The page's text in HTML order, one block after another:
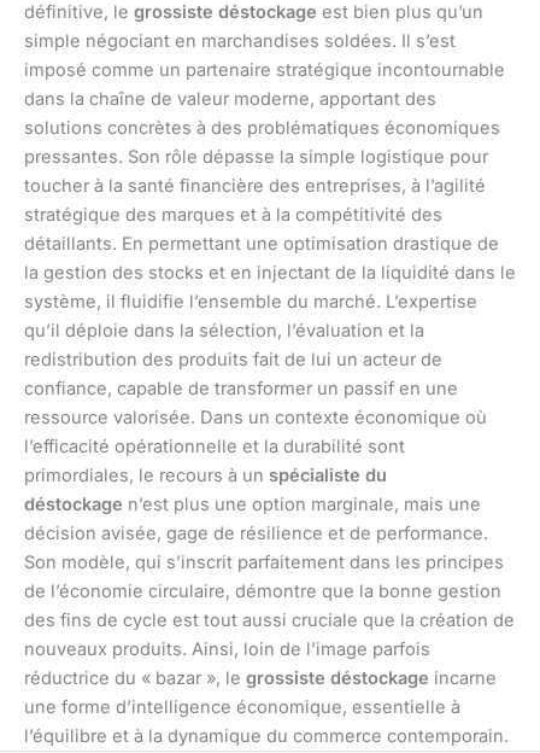
définitive, le grossiste déstockage est bien plus qu’un
simple négociant en marchandises soldées. Il s’est
imposé comme un partenaire stratégique incontournable
dans la chaîne de valeur moderne, apportant des
solutions concrètes à des problématiques économiques
pressantes. Son rôle dépasse la simple logistique pour
toucher à la santé financière des entreprises, à l’agilité
stratégique des marques et à la compétitivité des
détaillants. En permettant une optimisation drastique de
la gestion des stocks et en injectant de la liquidité dans le
système, il fluidifie l’ensemble du marché. L’expertise
qu’il déploie dans la sélection, l’évaluation et la
redistribution des produits fait de lui un acteur de
confiance, capable de transformer un passif en une
ressource valorisée. Dans un contexte économique où
l’efficacité opérationnelle et la durabilité sont
primordiales, le recours à un spécialiste du
déstockage n’est plus une option marginale, mais une
décision avisée, gage de résilience et de performance.
Son modèle, qui s’inscrit parfaitement dans les principes
de l’économie circulaire, démontre que la bonne gestion
des fins de cycle est tout aussi cruciale que la création de
nouveaux produits. Ainsi, loin de l’image parfois
réductrice du « bazar », le grossiste déstockage incarne
une forme d’intelligence économique, essentielle à
l’équilibre et à la dynamique du commerce contemporain.